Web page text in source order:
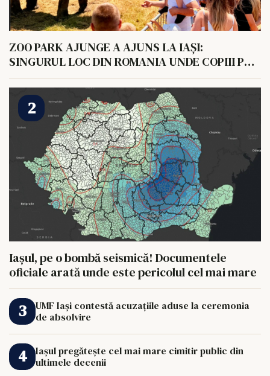
ZOO PARK AJUNGE A AJUNS LA IAȘI:
SINGURUL LOC DIN ROMANIA UNDE COPIII POT
HRANI UN ELEFANT
Iașul, pe o bombă seismică! Documentele
oficiale arată unde este pericolul cel mai mare
UMF Iași contestă acuzațiile aduse la ceremonia
de absolvire
Iașul pregătește cel mai mare cimitir public din
ultimele decenii